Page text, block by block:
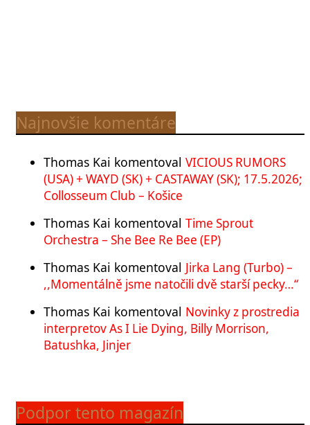
Najnovšie komentáre
Thomas Kai komentoval VICIOUS RUMORS
(USA) + WAYD (SK) + CASTAWAY (SK); 17.5.2026;
Collosseum Club – Košice
Thomas Kai komentoval Time Sprout
Orchestra – She Bee Re Bee (EP)
Thomas Kai komentoval Jirka Lang (Turbo) –
,,Momentálně jsme natočili dvě starší pecky…“
Thomas Kai komentoval Novinky z prostredia
interpretov As I Lie Dying, Billy Morrison,
Batushka, Jinjer
Podpor tento magazín